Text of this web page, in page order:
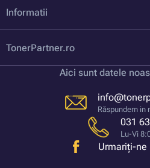
Informatii
TonerPartner.ro
Aici sunt datele
Răspundem in
031
Lu-Vi
Urmariți-ne